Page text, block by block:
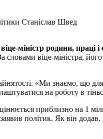
Станіслав Швед
віце-міністр родини, праці
віце-міністра,
«Ми знаємо, що
на роботу в
приблизно на 1
політик. Як він